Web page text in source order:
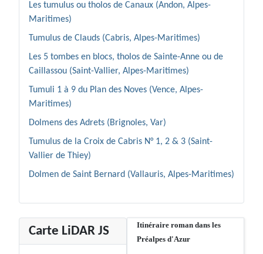
Les tumulus ou tholos de Canaux (Andon, Alpes-
Maritimes)
Tumulus de Clauds (Cabris, Alpes-Maritimes)
Les 5 tombes en blocs, tholos de Sainte-Anne ou de
Caillassou (Saint-Vallier, Alpes-Maritimes)
Tumuli 1 à 9 du Plan des Noves (Vence, Alpes-
Maritimes)
Dolmens des Adrets (Brignoles, Var)
Tumulus de la Croix de Cabris N° 1, 2 & 3 (Saint-
Vallier de Thiey)
Dolmen de Saint Bernard (Vallauris, Alpes-Maritimes)
Carte LiDAR JS
Itinéraire roman dans les
Préalpes d'Azur